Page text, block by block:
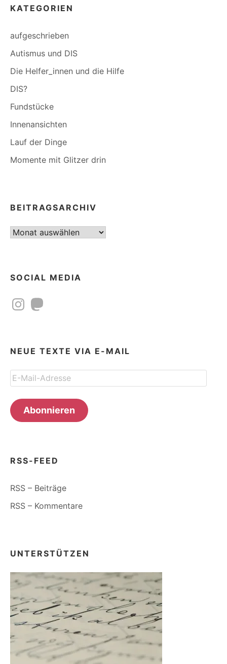
KATEGORIEN
aufgeschrieben
Autismus und DIS
Die Helfer_innen und die Hilfe
DIS?
Fundstücke
Innenansichten
Lauf der Dinge
Momente mit Glitzer drin
BEITRAGSARCHIV
Beitragsarchiv
SOCIAL MEDIA
InstagramMastodon
NEUE TEXTE VIA E-MAIL
E-
Mail-
Adresse
Abonnieren
RSS-FEED
RSS – Beiträge
RSS – Kommentare
UNTERSTÜTZEN